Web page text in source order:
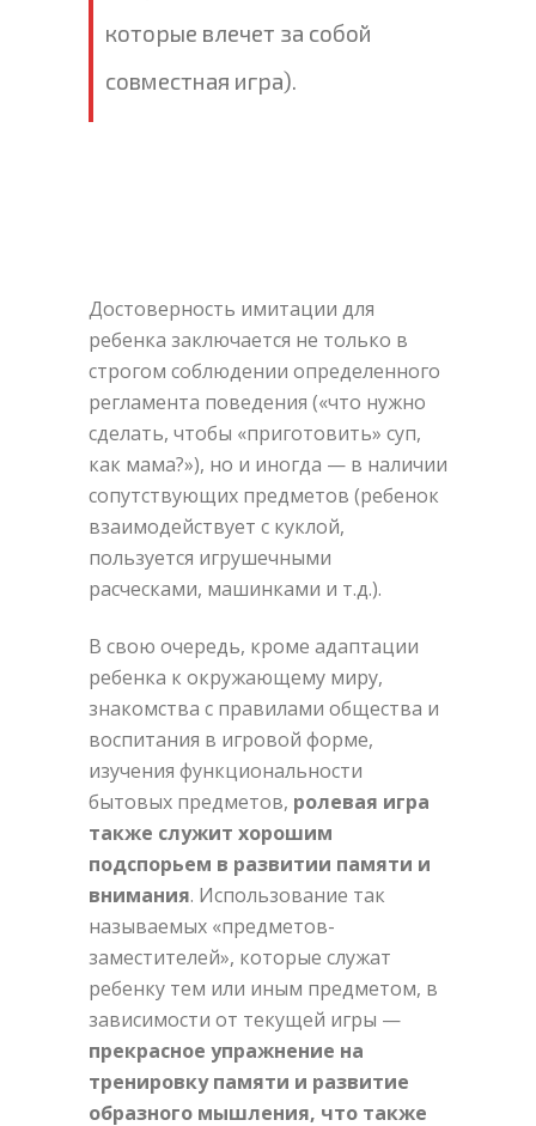
которые влечет за собой
совместная игра).
Достоверность имитации для
ребенка заключается не только в
строгом соблюдении определенного
регламента поведения («что нужно
сделать, чтобы «приготовить» суп,
как мама?»), но и иногда — в наличии
сопутствующих предметов (ребенок
взаимодействует с куклой,
пользуется игрушечными
расческами, машинками и т.д.).
В свою очередь, кроме адаптации
ребенка к окружающему миру,
знакомства с правилами общества и
воспитания в игровой форме,
изучения функциональности
бытовых предметов, ролевая игра
также служит хорошим
подспорьем в развитии памяти и
внимания. Использование так
называемых «предметов-
заместителей», которые служат
ребенку тем или иным предметом, в
зависимости от текущей игры —
прекрасное упражнение на
тренировку памяти и развитие
образного мышления, что также